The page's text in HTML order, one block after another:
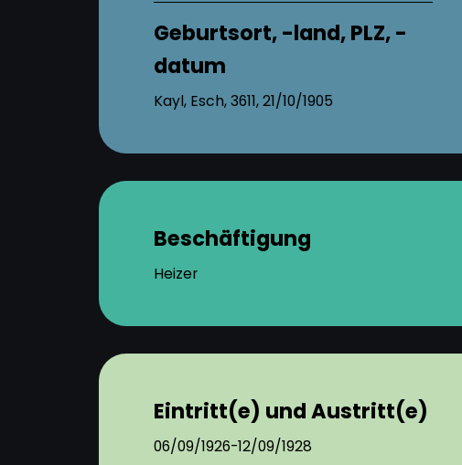
Geburtsort, -land, PLZ, -
datum
Kayl, Esch, 3611, 21/10/1905
Beschäftigung
Heizer
Eintritt(e) und Austritt(e)
06/09/1926-12/09/1928